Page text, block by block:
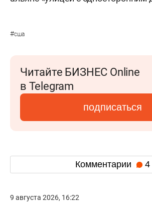
#сша
Читайте БИЗНЕС Online
в Telegram
подписаться
Комментарии 4
9 августа 2026, 16:22